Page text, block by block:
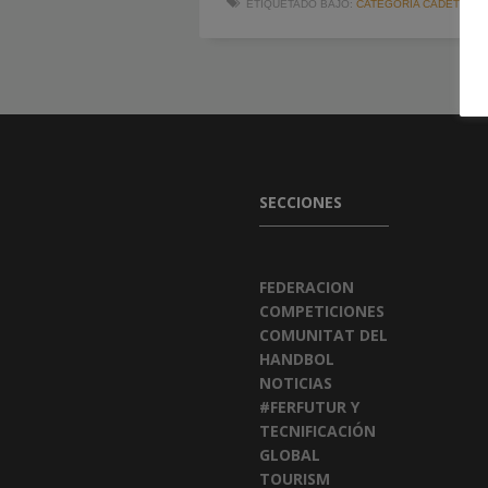
ETIQUETADO BAJO: CATEGORÍA CADETE
SECCIONES
FEDERACION
COMPETICIONES
COMUNITAT DEL
HANDBOL
NOTICIAS
#FERFUTUR Y
TECNIFICACIÓN
GLOBAL
TOURISM